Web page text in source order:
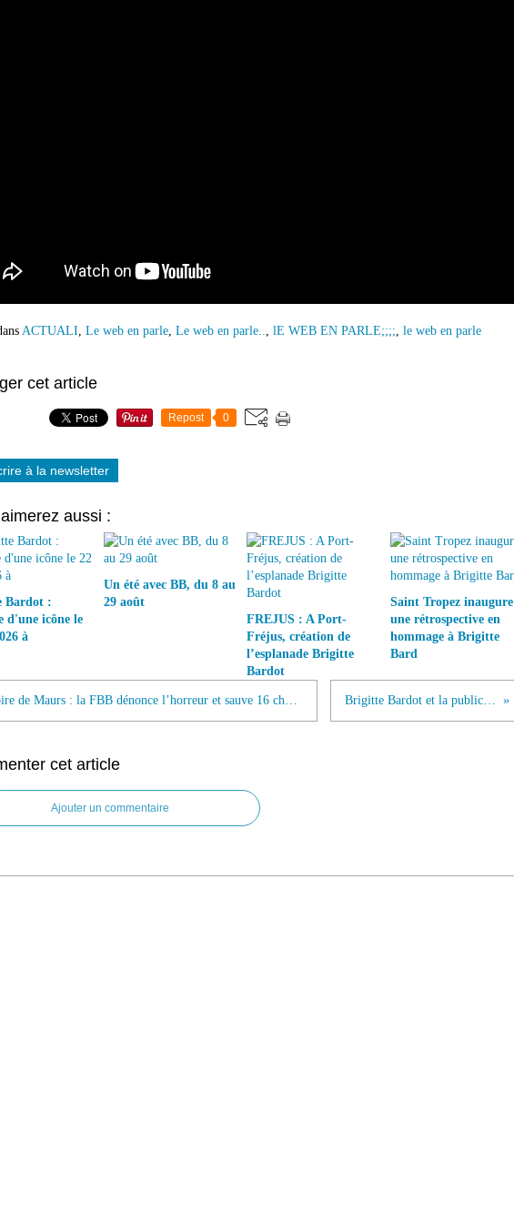
ACTUALI Le web en parle Le web en parle.. lE WEB EN PARLE;;;; le web en parle
cet article
Repost 0
à la newsletter
aussi :
Bardot :
d'une icône le
à
Un été avec BB, du 8 au
29 août
FREJUS : A Port-
Fréjus, création de
l’esplanade Brigitte
Bardot
Saint Tropez inaugure
une rétrospective en
hommage à Brigitte
Bard
Brigitte Bardot et la publicité..
cet article
Ajouter un commentaire